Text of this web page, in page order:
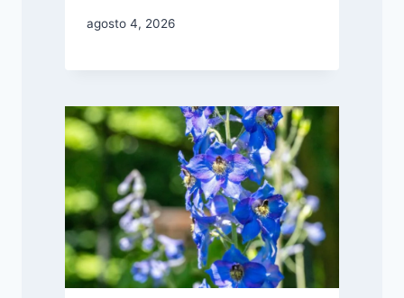
agosto 4, 2026